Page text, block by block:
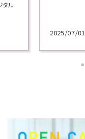
タル
2025/07/01